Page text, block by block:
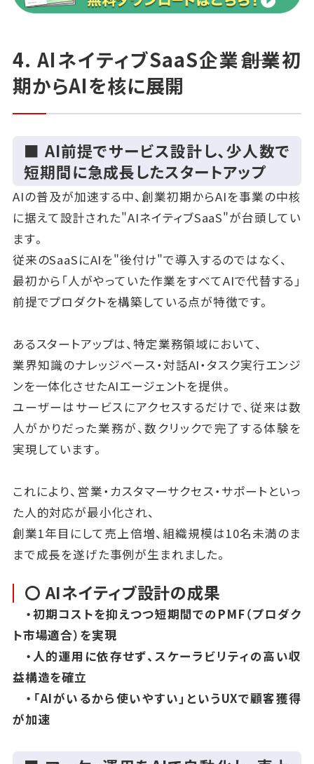
4. AIネイティブSaaS企業――創業初
期からAIを核に展開
■ AI前提でサービス設計し、少人数で
短期間に急成長したスタートアップ
AIの普及が加速する中、創業初期からAIを事業の中核
に据えて設計された"AIネイティブSaaS"が台頭してい
ます。
従来のSaaSにAIを"後付け"で導入するのではなく、
最初から「人がやっていた作業をすべてAIで代替する」
前提でプロダクトを構築している点が特徴です。
あるスタートアップは、特定業務領域において、
業界知識のナレッジベース・対話AI・タスク実行エンジ
ンを一体化させたAIエージェントを提供。
ユーザーはサービスにアクセスするだけで、従来は数
人がかりだった業務が、数クリックで完了する体験を
実現しています。
これにより、営業・カスタマーサクセス・サポートといっ
た人的対応が最小化され、
創業1年目にして売上倍増、組織規模は10名未満のま
まで成長を遂げた事例が生まれました。
〇 AIネイティブ設計の成果
・初期コストを抑えつつ短期間でのPMF（プロダク
ト市場適合）を実現
・人的運用に依存せず、スケーラビリティの高い収
益構造を確立
・「AIがいるから使いやすい」というUXで顧客獲得
が加速